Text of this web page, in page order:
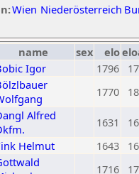
Wien Niederösterreich
name sex elo
Igor 1796
1770
Alfred
1631
Helmut 1643
1716